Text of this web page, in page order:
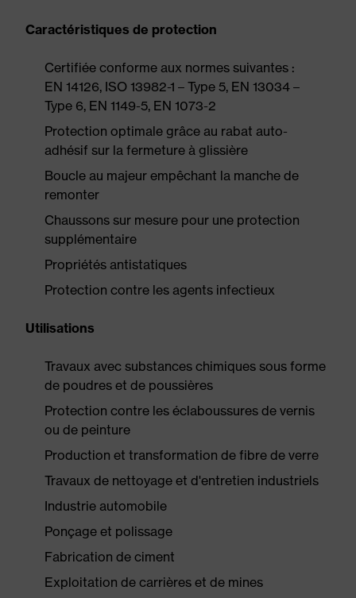
Caractéristiques de protection
Certifiée conforme aux normes suivantes :
EN 14126, ISO 13982-1 – Type 5, EN 13034 –
Type 6, EN 1149-5, EN 1073-2
Protection optimale grâce au rabat auto-
adhésif sur la fermeture à glissière
Boucle au majeur empêchant la manche de
remonter
Chaussons sur mesure pour une protection
supplémentaire
Propriétés antistatiques
Protection contre les agents infectieux
Utilisations
Travaux avec substances chimiques sous forme
de poudres et de poussières
Protection contre les éclaboussures de vernis
ou de peinture
Production et transformation de fibre de verre
Travaux de nettoyage et d'entretien industriels
Industrie automobile
Ponçage et polissage
Fabrication de ciment
Exploitation de carrières et de mines